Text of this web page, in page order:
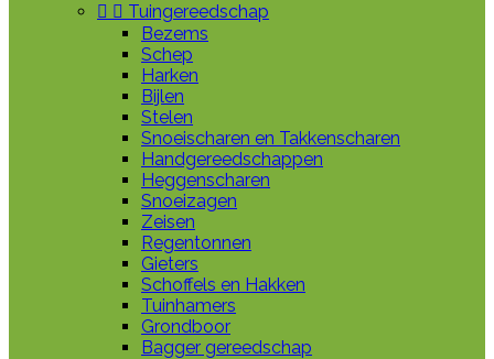
  Tuingereedschap
Bezems
Schep
Harken
Bijlen
Stelen
Snoeischaren en Takkenscharen
Handgereedschappen
Heggenscharen
Snoeizagen
Zeisen
Regentonnen
Gieters
Schoffels en Hakken
Tuinhamers
Grondboor
Bagger gereedschap